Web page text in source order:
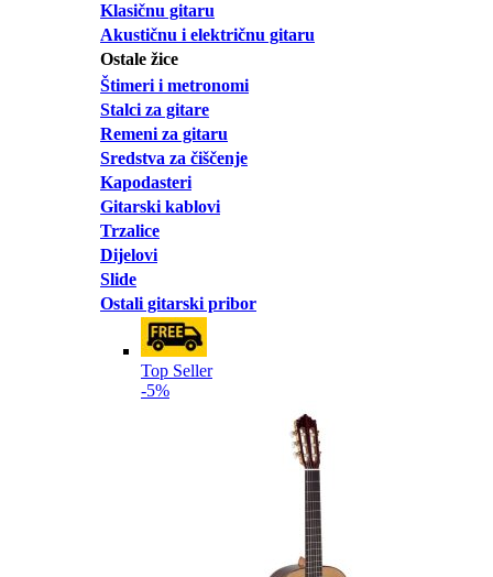
Klasičnu gitaru
Akustičnu i električnu gitaru
Ostale žice
Štimeri i metronomi
Stalci za gitare
Remeni za gitaru
Sredstva za čiščenje
Kapodasteri
Gitarski kablovi
Trzalice
Dijelovi
Slide
Ostali gitarski pribor
Top Seller
-5%